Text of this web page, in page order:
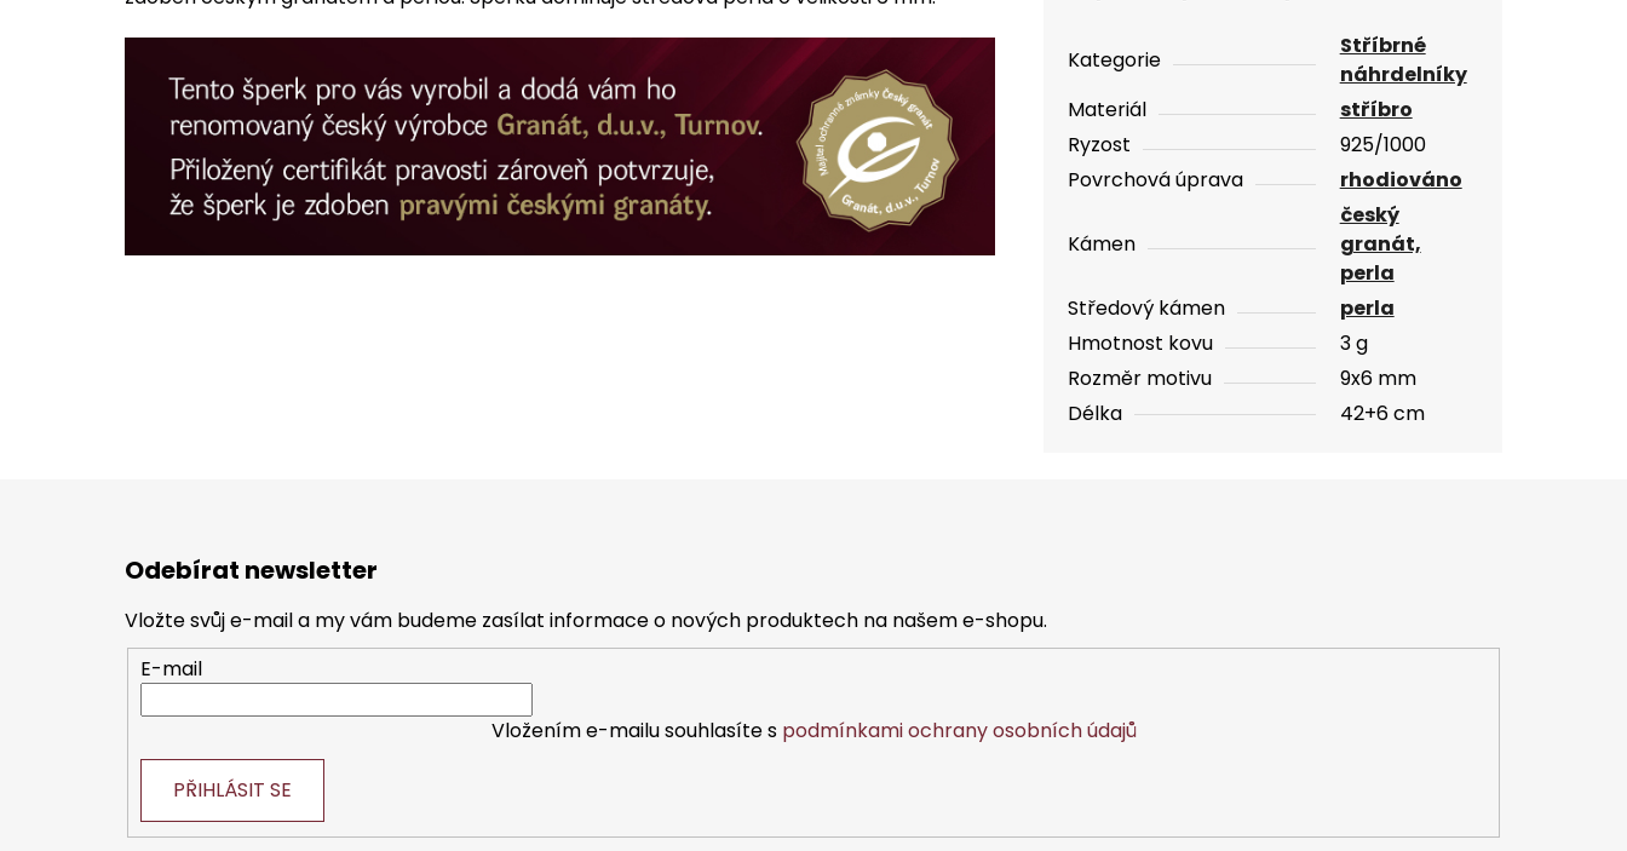
Kategorie
Stříbrné
náhrdelníky
Materiál
stříbro
Ryzost
925/1000
Povrchová úprava
rhodiováno
Kámen
český
granát,
perla
Středový kámen
perla
Hmotnost kovu
3 g
Rozměr motivu
9x6 mm
Délka
42+6 cm
Odebírat newsletter
Vložte svůj e-mail a my vám budeme zasílat informace o nových produktech na našem e-shopu.
E-mail
Vložením e-mailu souhlasíte s podmínkami ochrany osobních údajů
PŘIHLÁSIT SE